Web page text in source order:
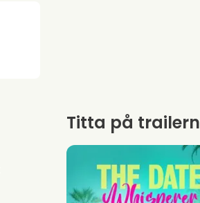
Titta på trailern